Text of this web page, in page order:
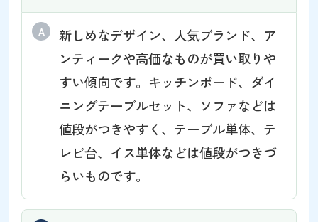
新しめなデザイン、人気ブランド、ア
ンティークや高価なものが買い取りや
すい傾向です。キッチンボード、ダイ
ニングテーブルセット、ソファなどは
値段がつきやすく、テーブル単体、テ
レビ台、イス単体などは値段がつきづ
らいものです。